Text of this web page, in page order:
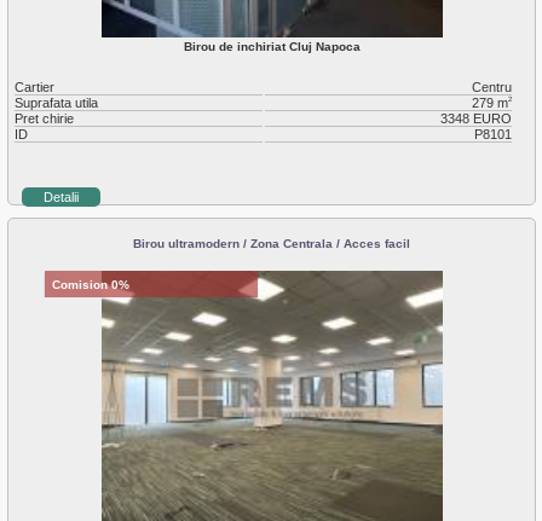
Birou de inchiriat Cluj Napoca
Cartier
Centru
Suprafata utila
279 m2
Pret chirie
3348 EURO
ID
P8101
Detalii
Birou ultramodern / Zona Centrala / Acces facil
Comision 0%